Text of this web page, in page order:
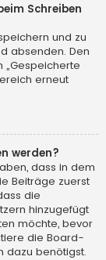
Schreiben
und zu
absenden. Den
„Gespeicherte
erneut
werden?
dass in dem
Beiträge zuerst
die
hinzugefügt
möchte, bevor
die Board-
dazu benötigst.